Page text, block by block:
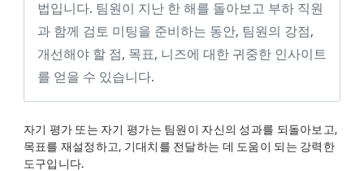
법입니다. 팀원이 지난 한 해를 돌아보고 부하 직원
과 함께 검토 미팅을 준비하는 동안, 팀원의 강점,
개선해야 할 점, 목표, 니즈에 대한 귀중한 인사이트
를 얻을 수 있습니다.
자기 평가 또는 자기 평가는 팀원이 자신의 성과를 되돌아보고,
목표를 재설정하고, 기대치를 전달하는 데 도움이 되는 강력한
도구입니다.